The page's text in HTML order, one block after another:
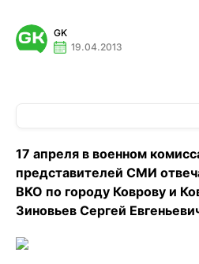
GK
19.04.2013
17 апреля в военном
представителей СМИ
ВКО по городу Коврову и
Зиновьев Сергей